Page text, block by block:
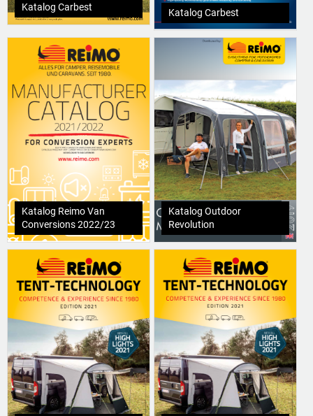
Katalog Carbest
Katalog Carbest
Katalog Reimo Van
Conversions 2022/23
Katalog Outdoor
Revolution